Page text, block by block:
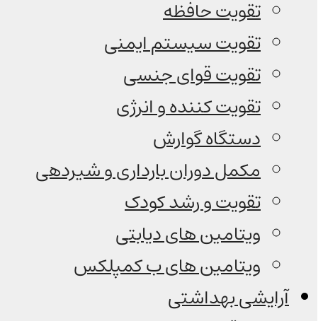
تقویت حافظه
تقویت سیستم ایمنی
تقویت قوای جنسی
تقویت کننده و انرژی
دستگاه گوارش
مکمل دوران بارداری و شیردهی
تقویت و رشد کودک
ویتامین های دیابتی
ویتامین های ب کمپلکس
آرایشی بهداشتی